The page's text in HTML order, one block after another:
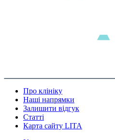
Про клініку
Наші напрямки
Залишити відгук
Статті
Карта сайту LITA